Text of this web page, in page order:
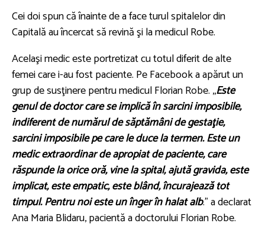
Cei doi spun că înainte de a face turul spitalelor din
Capitală au încercat să revină şi la medicul Robe.
Acelaşi medic este portretizat cu totul diferit de alte
femei care i-au fost paciente. Pe Facebook a apărut un
grup de susţinere pentru medicul Florian Robe. ,,Este
genul de doctor care se implică în sarcini imposibile,
indiferent de numărul de săptămâni de gestaţie,
sarcini imposibile pe care le duce la termen. Este un
medic extraordinar de apropiat de paciente, care
răspunde la orice oră, vine la spital, ajută gravida, este
implicat, este empatic, este blând, încurajează tot
timpul. Pentru noi este un înger în halat alb." a declarat
Ana Maria Blidaru, pacientă a doctorului Florian Robe.